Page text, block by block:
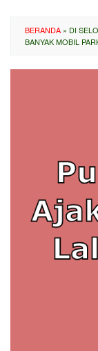
BERANDA » DI
BANYAK MOBIL